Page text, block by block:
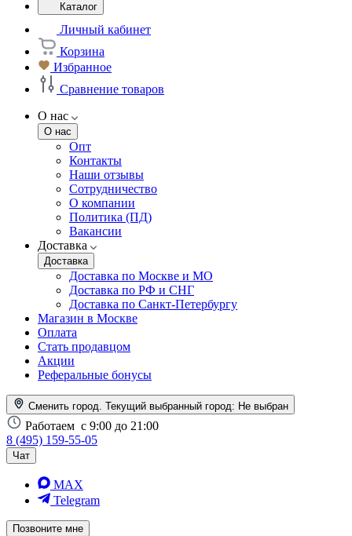
Каталог
Личный кабинет
Корзина
Избранное
Сравнение товаров
О нас
О нас
Опт
Контакты
Наши отзывы
Сотрудничество
О компании
Политика (ПД)
Вакансии
Доставка
Доставка
Доставка по Москве и МО
Доставка по РФ и СНГ
Доставка по Санкт-Петербургу
Магазин в Москве
Оплата
Стать продавцом
Акции
Реферальные бонусы
Сменить город. Текущий выбранный город: Не выбран
Работаем с 9:00 до 21:00
8 (495) 159-55-05
Чат
MAX
Telegram
Позвоните мне